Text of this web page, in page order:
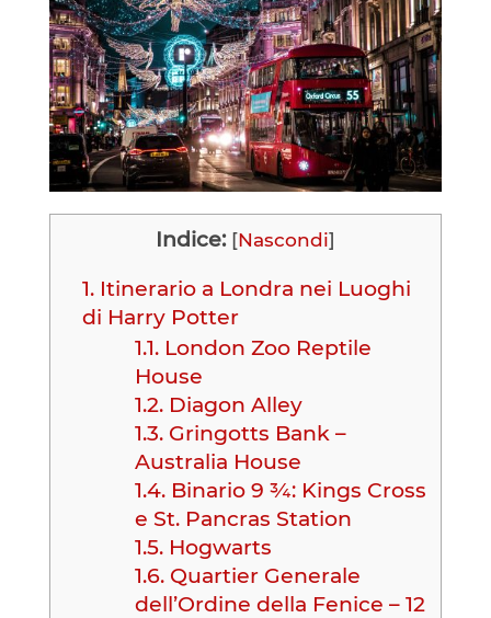
Indice: [Nascondi]
1.Itinerario a Londra nei Luoghi
di Harry Potter
1.1. London Zoo Reptile
House
1.2. Diagon Alley
1.3. Gringotts Bank –
Australia House
1.4. Binario 9 ¾: Kings Cross
e St. Pancras Station
1.5. Hogwarts
1.6. Quartier Generale
dell’Ordine della Fenice – 12